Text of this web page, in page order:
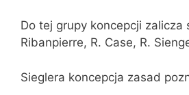
Do tej grupy koncepcji zalicza
Ribanpierre, R. Case, R.
Sieglera koncepcja zasad